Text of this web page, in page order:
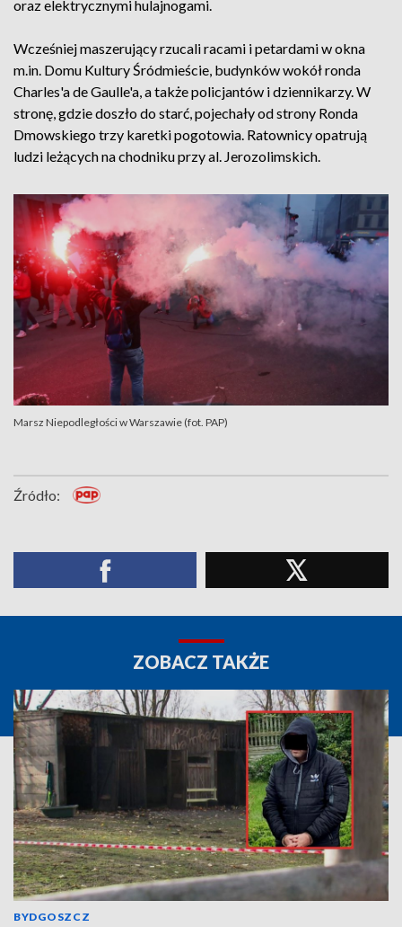
oraz elektrycznymi hulajnogami.
Wcześniej maszerujący rzucali racami i petardami w okna
m.in. Domu Kultury Śródmieście, budynków wokół ronda
Charles'a de Gaulle'a, a także policjantów i dziennikarzy. W
stronę, gdzie doszło do starć, pojechały od strony Ronda
Dmowskiego trzy karetki pogotowia. Ratownicy opatrują
ludzi leżących na chodniku przy al. Jerozolimskich.
Marsz Niepodległości w Warszawie (fot. PAP)
Źródło:
ZOBACZ TAKŻE
BYDGOSZCZ